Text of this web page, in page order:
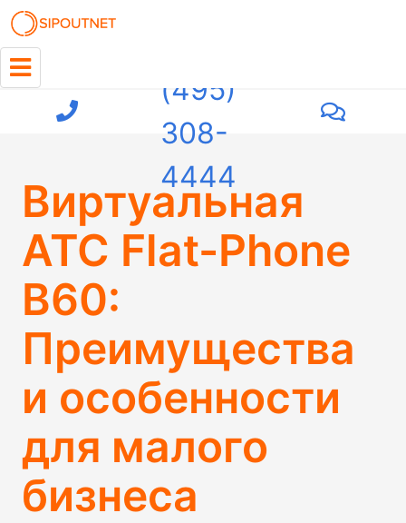
(495)
308-
4444
Виртуальная
АТС Flat-Phone
B60:
Преимущества
и особенности
для малого
бизнеса